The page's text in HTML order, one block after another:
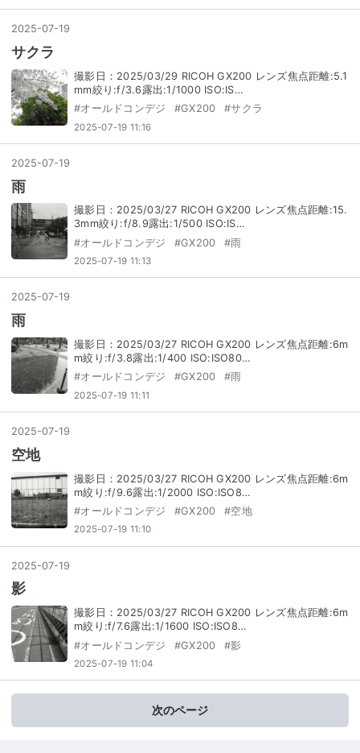
2025-07-19
サクラ
撮影日：2025/03/29 RICOH GX200 レンズ焦点距離:5.1
mm絞り:f/3.6露出:1/1000 ISO:IS…
#オールドコンデジ #GX200 #サクラ
2025-07-19 11:16
2025-07-19
雨
撮影日：2025/03/27 RICOH GX200 レンズ焦点距離:15.
3mm絞り:f/8.9露出:1/500 ISO:IS…
#オールドコンデジ #GX200 #雨
2025-07-19 11:13
2025-07-19
雨
撮影日：2025/03/27 RICOH GX200 レンズ焦点距離:6m
m絞り:f/3.8露出:1/400 ISO:ISO80…
#オールドコンデジ #GX200 #雨
2025-07-19 11:11
2025-07-19
空地
撮影日：2025/03/27 RICOH GX200 レンズ焦点距離:6m
m絞り:f/9.6露出:1/2000 ISO:ISO8…
#オールドコンデジ #GX200 #空地
2025-07-19 11:10
2025-07-19
影
撮影日：2025/03/27 RICOH GX200 レンズ焦点距離:6m
m絞り:f/7.6露出:1/1600 ISO:ISO8…
#オールドコンデジ #GX200 #影
2025-07-19 11:04
次のページ